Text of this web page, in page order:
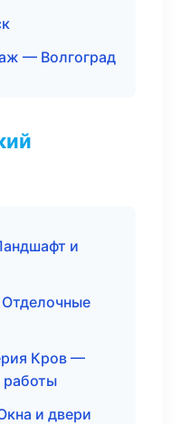
— Волгоград
и
Кров —
работы
и двери